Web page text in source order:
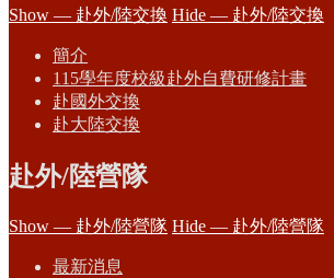
Show — 赴外/陸交換 Hide — 赴外/陸交換
簡介
115學年度校級赴外自費研修計畫
赴國外交換
赴大陸交換
赴外/陸營隊
Show — 赴外/陸營隊 Hide — 赴外/陸營隊
最新消息